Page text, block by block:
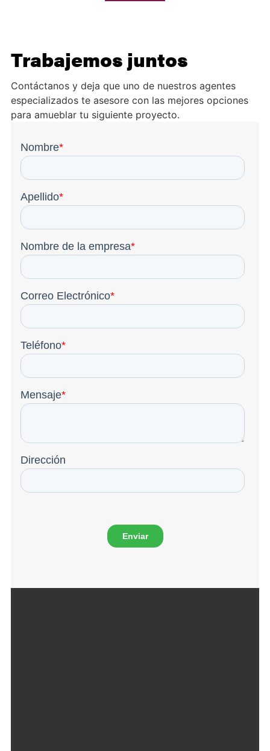
Trabajemos juntos
Contáctanos y deja que uno de nuestros agentes
especializados te asesore con las mejores opciones
para amueblar tu siguiente proyecto.